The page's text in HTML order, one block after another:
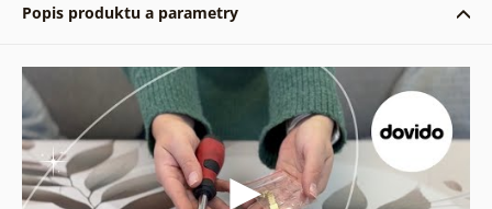
Popis produktu a parametry